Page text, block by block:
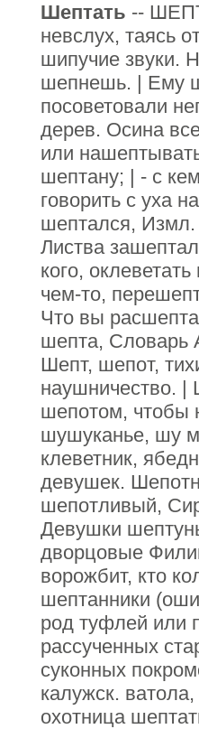
Шептать --
невслух, таясь
шипучие звуки.
шепнешь. | Ему
посоветовали
дерев. Осина
или
шептану; | - с
говорить с уха
шептался,
Листва
кого,
чем-то,
Что вы
шепта, Словарь
Шепт, шепот,
наушничество. |
шепотом, чтобы
шушуканье, шу
клеветник,
девушек.
шепотливый,
Девушки
дворцовые
ворожбит, кто
шептанники
род туфлей или
рассученных
суконных
калужск.
охотница